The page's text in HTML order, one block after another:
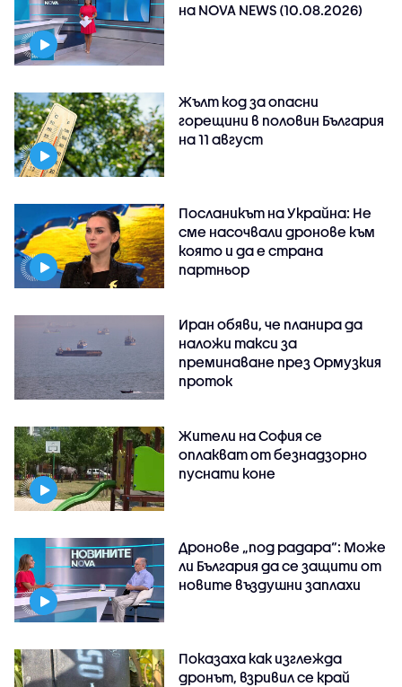
на NOVA NEWS (10.08.2026)
Жълт код за опасни
горещини в половин България
на 11 август
Посланикът на Украйна: Не
сме насочвали дронове към
която и да е страна
партньор
Иран обяви, че планира да
наложи такси за
преминаване през Ормузкия
проток
Жители на София се
оплакват от безнадзорно
пуснати коне
Дронове „под радара“: Може
ли България да се защити от
новите въздушни заплахи
Показаха как изглежда
дронът, взривил се край